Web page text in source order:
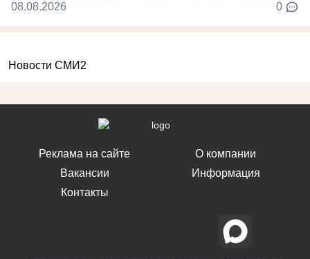
08.08.2026 0
Новости СМИ2
Реклама на сайте
Вакансии
Контакты
О компании
Информация